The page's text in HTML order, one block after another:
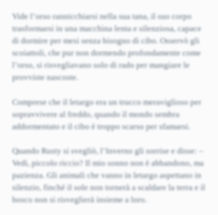
Vide l’orso rannicchiarsi nella sua tana, il suo corpo
trasformarsi in una macchina lenta e silenziosa, capace
di dormire per mesi senza bisogno di cibo. Osservò gli
scoiattoli, che pur non dormendo profondamente come
l’orso, si risvegliavano solo di rado per mangiare le
provviste nascoste.
Comprese che il letargo era un trucco meraviglioso per
sopravvivere al freddo, quando il mondo sembra
addormentato e il cibo è troppo scarso per sfamarsi.
Quando Rusty si svegliò, l’Inverno gli sorrise e disse: –
Vedi, piccolo riccio? Il mio sonno non è abbandono, ma
pazienza. Gli animali che vanno in letargo aspettano in
silenzio, finché il sole non tornerà a scaldare la terra e il
bosco non si risveglierà insieme a loro.